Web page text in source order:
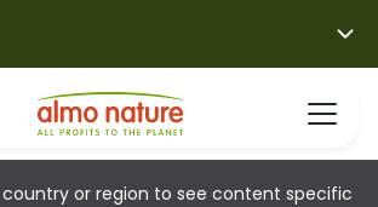
or region to see content specific